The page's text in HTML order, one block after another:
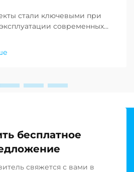
стали ключевыми при
современных
пресной воды продолжает
по всему земному
бесплатное
свяжется с вами в